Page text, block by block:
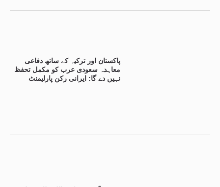
پاکستان اور ترکیہ کے ساتھ دفاعی
معاہدہ سعودی عرب کو مکمل تحفظ
نہیں دے گا: ایرانی رکن پارلیمنٹ